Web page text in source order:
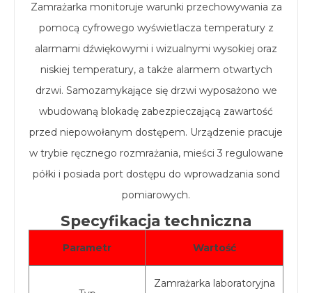
Zamrażarka monitoruje warunki przechowywania za
pomocą cyfrowego wyświetlacza temperatury z
alarmami dźwiękowymi i wizualnymi wysokiej oraz
niskiej temperatury, a także alarmem otwartych
drzwi. Samozamykające się drzwi wyposażono we
wbudowaną blokadę zabezpieczającą zawartość
przed niepowołanym dostępem. Urządzenie pracuje
w trybie ręcznego rozmrażania, mieści 3 regulowane
półki i posiada port dostępu do wprowadzania sond
pomiarowych.
Specyfikacja techniczna
Parametr Wartość
Zamrażarka laboratoryjna